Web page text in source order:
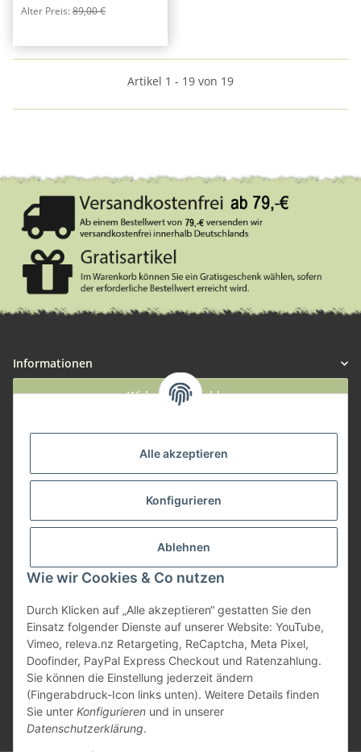
Alle akzeptieren
Konfigurieren
Ablehnen
Wie wir Cookies & Co nutzen
Durch Klicken auf „Alle akzeptieren“ gestatten Sie den
Einsatz folgender Dienste auf unserer Website: YouTube,
Vimeo, releva.nz Retargeting, ReCaptcha, Meta Pixel,
Doofinder, PayPal Express Checkout und Ratenzahlung.
Sie können die Einstellung jederzeit ändern
(Fingerabdruck-Icon links unten). Weitere Details finden
Sie unter Konfigurieren und in unserer
Datenschutzerklärung.
Alter Preis:89,00 €
Artikel 1 - 19 von 19
Informationen
Widerruf anmelden
Zahlungsmöglichkeiten
* Alle Preise inkl. gesetzlicher USt., zzgl.